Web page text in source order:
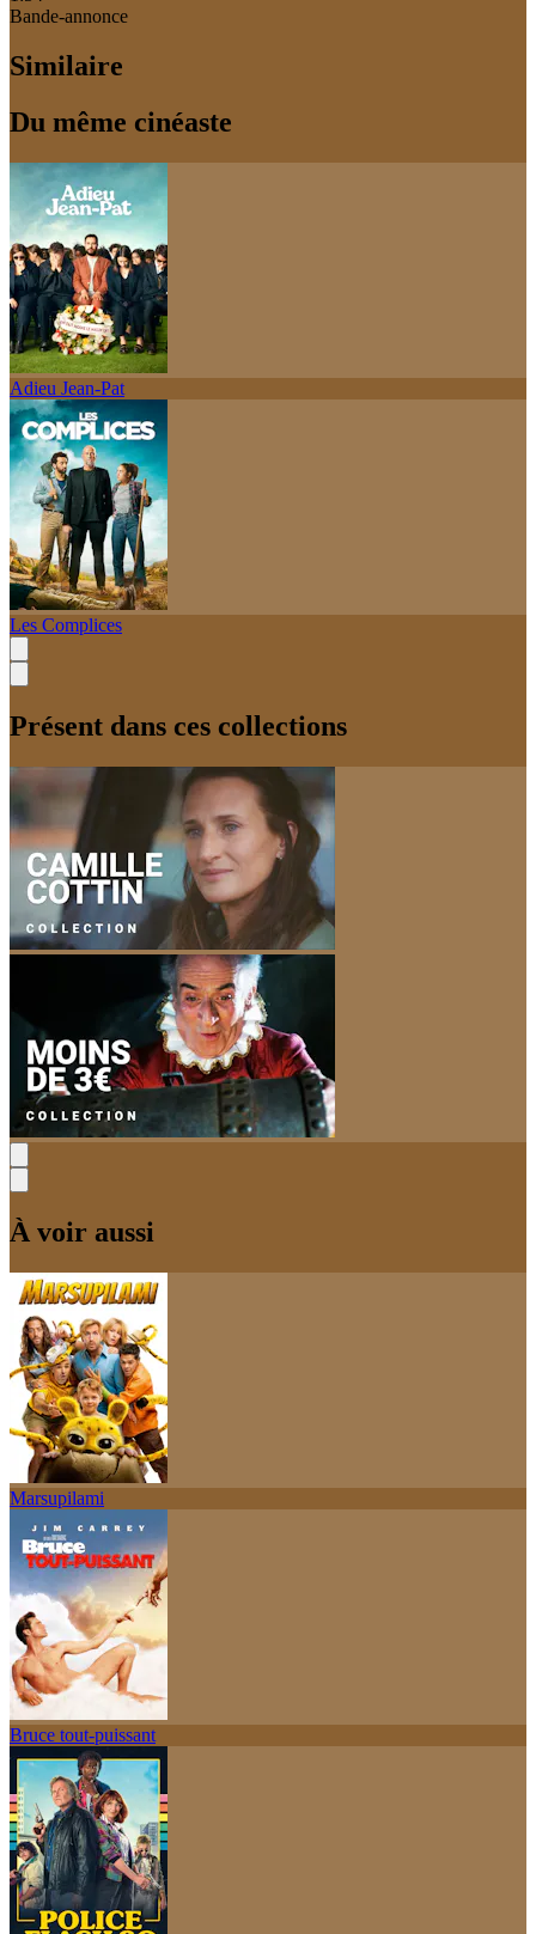
Bande-annonce
Similaire
Du même cinéaste
Adieu Jean-Pat
Les Complices
Présent dans ces collections
À voir aussi
Marsupilami
Bruce tout-puissant